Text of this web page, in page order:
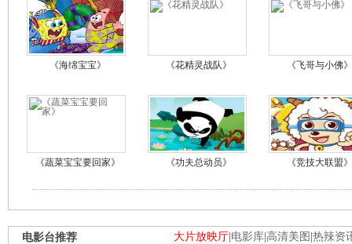
《海绵宝宝》 《花精灵战队》 《飞哥与小佛》
《蔬菜宝宝要回家》 《功夫总动员》 《竞技大联盟》
大片放映厅 电影库 高清美图 热辣资
电影台推荐